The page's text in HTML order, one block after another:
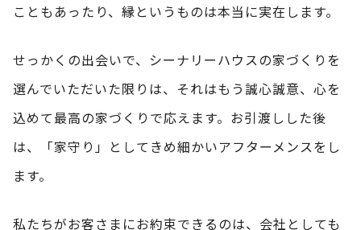
こともあったり、縁というものは本当に実在します。
せっかくの出会いで、シーナリーハウスの家づくりを
選んでいただいた限りは、それはもう誠心誠意、心を
込めて最高の家づくりで応えます。お引渡しした後
は、「家守り」としてきめ細かいアフターメンスをし
ます。
私たちがお客さまにお約束できるのは、会社としても